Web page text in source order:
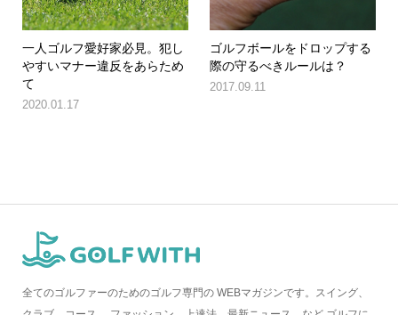
一人ゴルフ愛好家必見。犯し
やすいマナー違反をあらため
て
2020.01.17
ゴルフボールをドロップする
際の守るべきルールは？
2017.09.11
全てのゴルファーのためのゴルフ専門の WEBマガジンです。スイング、